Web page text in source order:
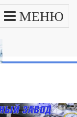
МЕНЮ